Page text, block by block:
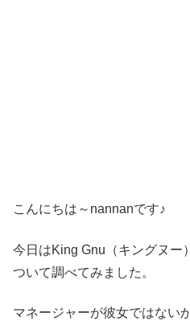
こんにちは～nannanです♪
今日はKing Gnu（キングヌー
ついて調べてみました。
マネージャーが彼女ではない